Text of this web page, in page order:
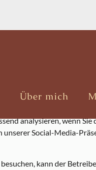
Über mich
genutzten sozialen
analysieren, wenn
Social-Media-
kann der